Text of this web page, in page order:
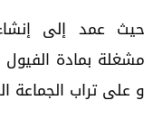
حيث عمد إلى
مشغلة بمادة
و على تراب الجماعة